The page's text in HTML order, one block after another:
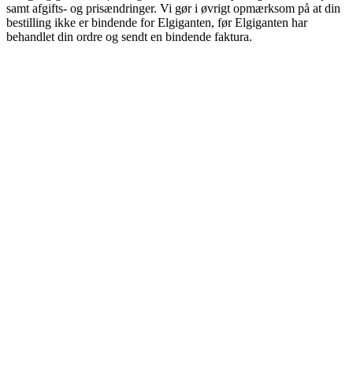
samt afgifts- og prisændringer. Vi gør i øvrigt opmærksom på at din
bestilling ikke er bindende for Elgiganten, før Elgiganten har
behandlet din ordre og sendt en bindende faktura.